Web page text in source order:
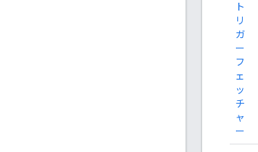
ト
リ
ガ
ー
フ
ェ
ッ
チ
ャ
ー